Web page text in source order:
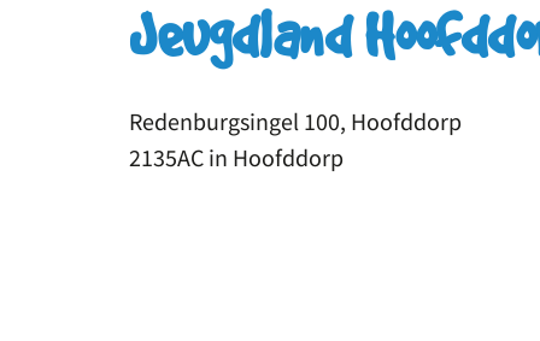
Jeugdland
Redenburgsingel 100, Hoofddorp
2135AC in Hoofddorp